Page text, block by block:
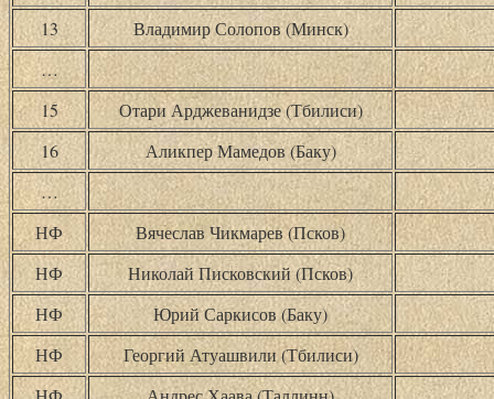
13
Владимир Солопов (Минск)
…
15
Отари Арджеванидзе (Тбилиси)
16
Аликпер Мамедов (Баку)
…
НФ
Вячеслав Чикмарев (Псков)
НФ
Николай Писковский (Псков)
НФ
Юрий Саркисов (Баку)
НФ
Георгий Атуашвили (Тбилиси)